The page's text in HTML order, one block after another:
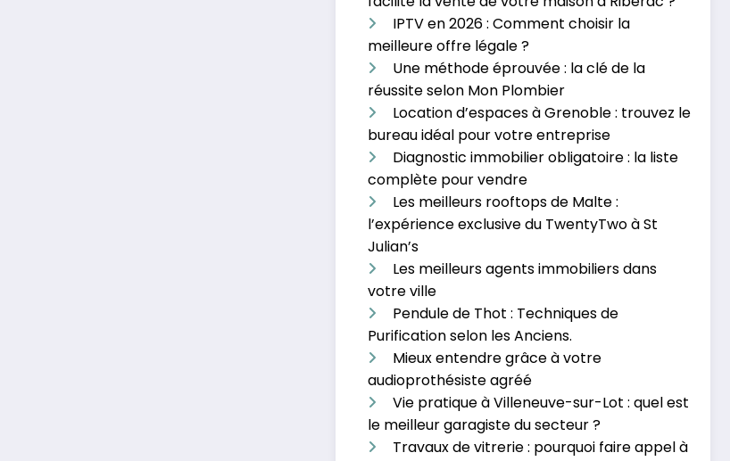
IPTV en 2026 : Comment choisir la
meilleure offre légale ?
Une méthode éprouvée : la clé de la
réussite selon Mon Plombier
Location d’espaces à Grenoble : trouvez le
bureau idéal pour votre entreprise
Diagnostic immobilier obligatoire : la liste
complète pour vendre
Les meilleurs rooftops de Malte :
l’expérience exclusive du TwentyTwo à St
Julian’s
Les meilleurs agents immobiliers dans
votre ville
Pendule de Thot : Techniques de
Purification selon les Anciens.
Mieux entendre grâce à votre
audioprothésiste agréé
Vie pratique à Villeneuve-sur-Lot : quel est
le meilleur garagiste du secteur ?
Travaux de vitrerie : pourquoi faire appel à